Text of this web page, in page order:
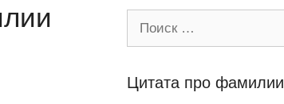
Цитата про фамилии